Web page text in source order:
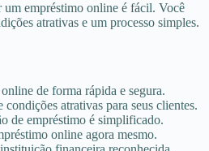
empréstimo online é fácil. Você
atrativas e um processo simples.
de forma rápida e segura.
atrativas para seus clientes.
de empréstimo é simplificado.
online agora mesmo.